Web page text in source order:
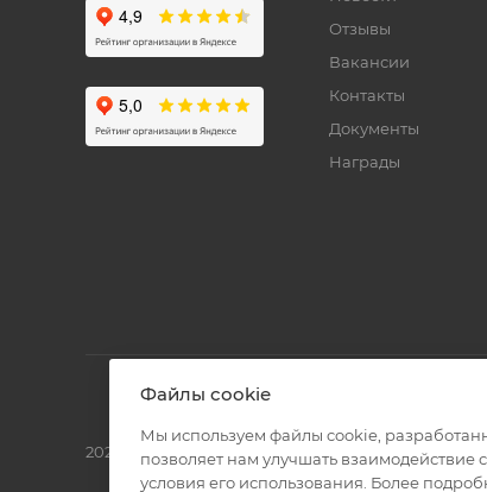
Отзывы
Вакансии
Контакты
Документы
Награды
2026 © Полиграф кит - интернет-магазин
Файлы cookie
Мы используем файлы cookie,
позволяет нам улучшать
условия его использования. Более